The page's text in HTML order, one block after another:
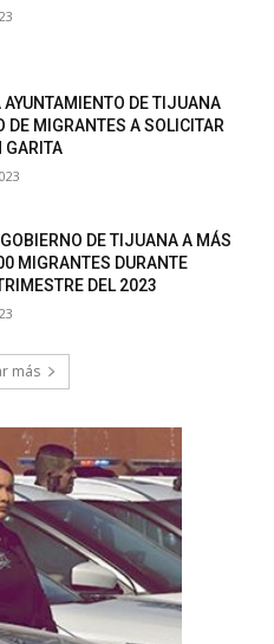
AYUNTAMIENTO DE TIJUANA
DE MIGRANTES A SOLICITAR
GARITA
DE TIJUANA A MÁS
MIGRANTES DURANTE
DEL 2023
más